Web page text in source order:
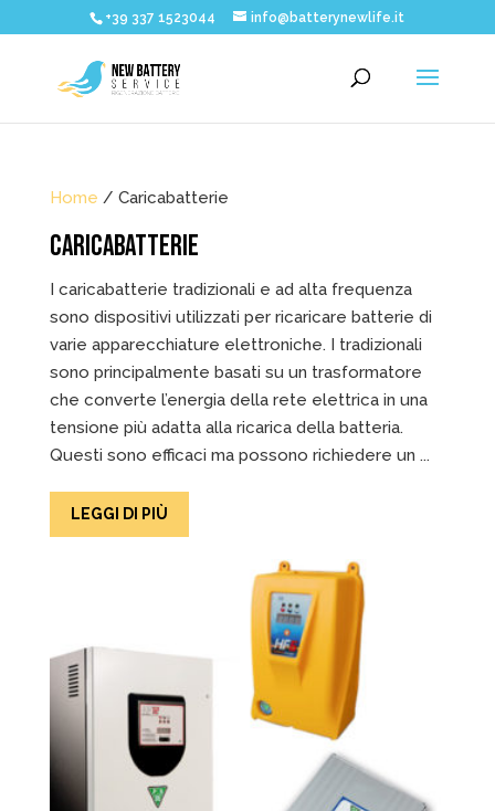
+39 337 1523044 info@batterynewlife.it
Home / Caricabatterie
CARICABATTERIE
I caricabatterie tradizionali e ad alta frequenza
sono dispositivi utilizzati per ricaricare batterie di
varie apparecchiature elettroniche. I tradizionali
sono principalmente basati su un trasformatore
che converte l’energia della rete elettrica in una
tensione più adatta alla ricarica della batteria.
Questi sono efficaci ma possono richiedere un ...
LEGGI DI PIÙ